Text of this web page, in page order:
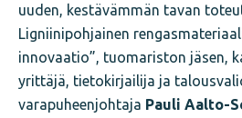
uuden, kestävämmän tavan
Ligniinipohjainen
innovaatio”, tuomariston jäsen,
yrittäjä, tietokirjailija ja
varapuheenjohtaja Pauli Aalto-